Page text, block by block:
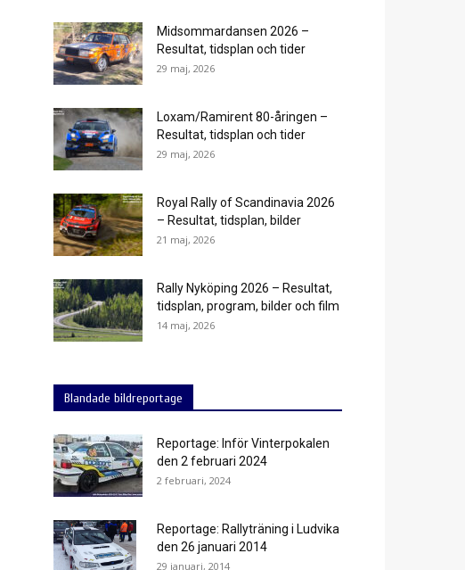
Midsommardansen 2026 –
Resultat, tidsplan och tider
29 maj, 2026
Loxam/Ramirent 80-åringen –
Resultat, tidsplan och tider
29 maj, 2026
Royal Rally of Scandinavia 2026
– Resultat, tidsplan, bilder
21 maj, 2026
Rally Nyköping 2026 – Resultat,
tidsplan, program, bilder och film
14 maj, 2026
Blandade bildreportage
Reportage: Inför Vinterpokalen
den 2 februari 2024
2 februari, 2024
Reportage: Rallyträning i Ludvika
den 26 januari 2014
29 januari, 2014